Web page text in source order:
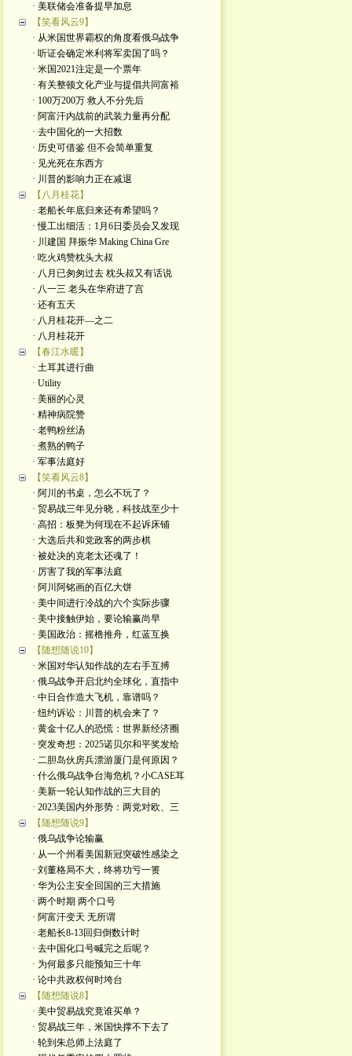
· 美联储会准备提早加息
【笑看风云9】
· 从米国世界霸权的角度看俄乌战争
· 听证会确定米利将军卖国了吗？
· 米国2021注定是一个票年
· 有关整顿文化产业与提倡共同富裕
· 100万200万 救人不分先后
· 阿富汗内战前的武装力量再分配
· 去中国化的一大招数
· 历史可借鉴 但不会简单重复
· 见光死在东西方
· 川普的影响力正在减退
【八月桂花】
· 老船长年底归来还有希望吗？
· 慢工出细活：1月6日委员会又发现
· 川建国 拜振华 Making China Gre
· 吃火鸡赞枕头大叔
· 八月已匆匆过去 枕头叔又有话说
· 八一三 老头在华府进了宫
· 还有五天
· 八月桂花开—之二
· 八月桂花开
【春江水暖】
· 土耳其进行曲
· Utility
· 美丽的心灵
· 精神病院赞
· 老鸭粉丝汤
· 煮熟的鸭子
· 军事法庭好
【笑看风云8】
· 阿川的书桌，怎么不玩了？
· 贸易战三年见分晓，科技战至少十
· 高招：板凳为何现在不起诉床铺
· 大选后共和党政客的两步棋
· 被处决的克老太还魂了！
· 厉害了我的军事法庭
· 阿川阿铭画的百亿大饼
· 美中间进行冷战的六个实际步骤
· 美中接触伊始，要论输赢尚早
· 美国政治：摇橹推舟，红蓝互换
【随想随说10】
· 米国对华认知作战的左右手互搏
· 俄乌战争开启北约全球化，直指中
· 中日合作造大飞机，靠谱吗？
· 纽约诉讼：川普的机会来了？
· 黄金十亿人的恐慌：世界新经济圈
· 突发奇想：2025诺贝尔和平奖发给
· 二胆岛伙房兵漂游厦门是何原因？
· 什么俄乌战争台海危机？小CASE耳
· 美新一轮认知作战的三大目的
· 2023美国内外形势：两党对欧、三
【随想随说9】
· 俄乌战争论输赢
· 从一个州看美国新冠突破性感染之
· 刘董格局不大，终将功亏一篑
· 华为公主安全回国的三大措施
· 两个时期 两个口号
· 阿富汗变天 无所谓
· 老船长8-13回归倒数计时
· 去中国化口号喊完之后呢？
· 为何最多只能预知三十年
· 论中共政权何时垮台
【随想随说8】
· 美中贸易战究竟谁买单？
· 贸易战三年，米国快撑不下去了
· 轮到朱总师上法庭了